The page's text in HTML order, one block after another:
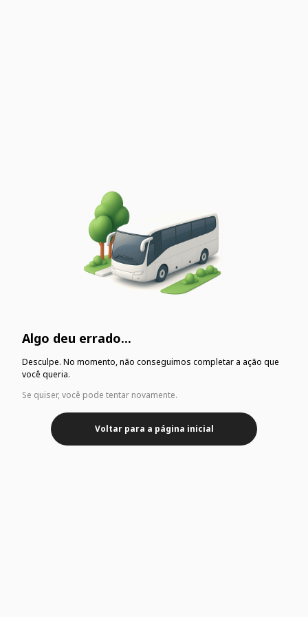
Algo deu errado...
Desculpe. No momento, não conseguimos completar a ação que
você queria.
Se quiser, você pode tentar novamente.
Voltar para a página inicial